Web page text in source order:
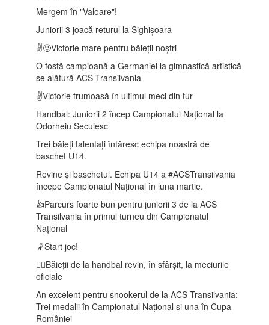
Mergem în "Valoare"!
Juniorii 3 joacă returul la Sighișoara
✌️🙂Victorie mare pentru băieții noștri
O fostă campioană a Germaniei la gimnastică artistică
se alătură ACS Transilvania
✌️Victorie frumoasă în ultimul meci din tur
Handbal: Juniorii 2 încep Campionatul Național la
Odorheiu Secuiesc
Trei băieți talentați întăresc echipa noastră de
baschet U14.
Revine și baschetul. Echipa U14 a #ACSTransilvania
începe Campionatul Național în luna martie.
👍Parcurs foarte bun pentru juniorii 3 de la ACS
Transilvania în primul turneu din Campionatul
Național
🤾Start joc!
🤾‍♂️Băieții de la handbal revin, în sfârșit, la meciurile
oficiale
An excelent pentru snookerul de la ACS Transilvania:
Trei medalii în Campionatul Național și una în Cupa
României